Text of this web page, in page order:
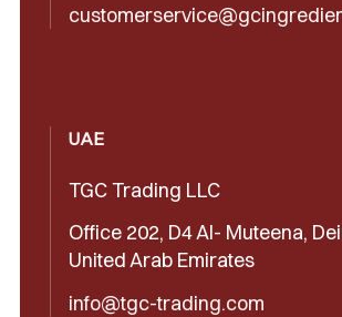
UAE
TGC Trading LLC
Office 202, D4 Al- Muteena,
United Arab Emirates
info@tgc-trading.com